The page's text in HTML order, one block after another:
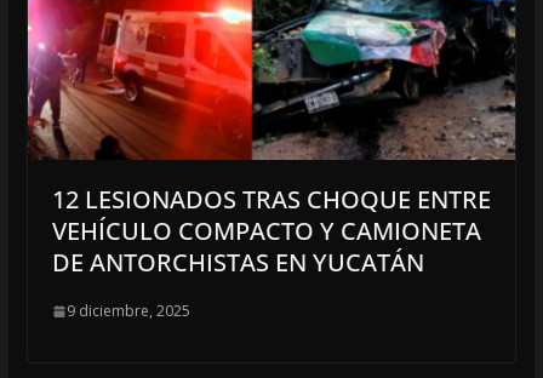
12 LESIONADOS TRAS CHOQUE ENTRE
VEHÍCULO COMPACTO Y CAMIONETA
DE ANTORCHISTAS EN YUCATÁN
9 diciembre, 2025